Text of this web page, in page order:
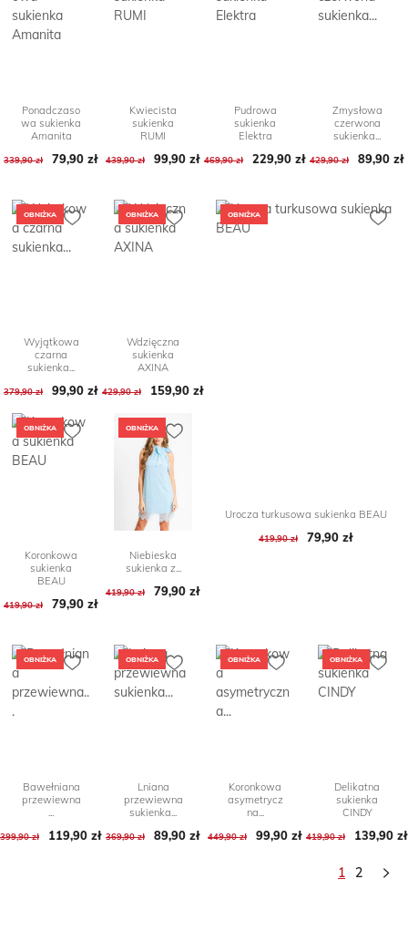
Ponadczaso
wa sukienka
Amanita
Cena podstawowa
339,90 zł Cena
79,90 zł
Kwiecista
sukienka
RUMI
Cena podstawowa
439,90 zł Cena
99,90 zł
Pudrowa
sukienka
Elektra
Cena podstawowa
469,90 zł Cena
229,90 zł
Zmysłowa
czerwona
sukienka...
Cena
429,90 zł Cena
89,90 zł
OBNIŻKA
Wyjątkowa
czarna
sukienka...
Cena podstawowa
379,90 zł Cena
99,90 zł
OBNIŻKA
Wdzięczna
sukienka
AXINA
Cena podstawowa
429,90 zł Cena
159,90 zł
OBNIŻKA
Koronkowa
sukienka
BEAU
Cena podstawowa
419,90 zł Cena
79,90 zł
OBNIŻKA
Niebieska
sukienka z...
Cena podstawowa
419,90 zł Cena
79,90 zł
OBNIŻKA
Urocza turkusowa sukienka BEAU
Cena
419,90 zł Cena
79,90 zł
OBNIŻKA
Bawełniana
przewiewna
...
Cena podstawowa
399,90 zł Cena
119,90 zł
OBNIŻKA
Lniana
przewiewna
sukienka...
Cena podstawowa
369,90 zł Cena
89,90 zł
OBNIŻKA
Koronkowa
asymetrycz
na...
Cena podstawowa
449,90 zł Cena
99,90 zł
OBNIŻKA
Delikatna
sukienka
CINDY
Cena
419,90 zł Cena
139,90 zł
1 2